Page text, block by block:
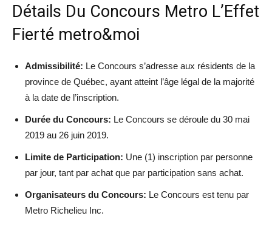
Détails Du Concours Metro L’Effet
Fierté metro&moi
Admissibilité: Le Concours s’adresse aux résidents de la
province de Québec, ayant atteint l’âge légal de la majorité
à la date de l’inscription.
Durée du Concours: Le Concours se déroule du 30 mai
2019 au 26 juin 2019.
Limite de Participation: Une (1) inscription par personne
par jour, tant par achat que par participation sans achat.
Organisateurs du Concours: Le Concours est tenu par
Metro Richelieu Inc.